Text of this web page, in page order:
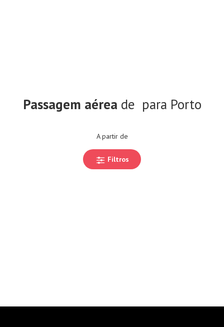
Passagem aérea de para Porto
A partir de
Filtros